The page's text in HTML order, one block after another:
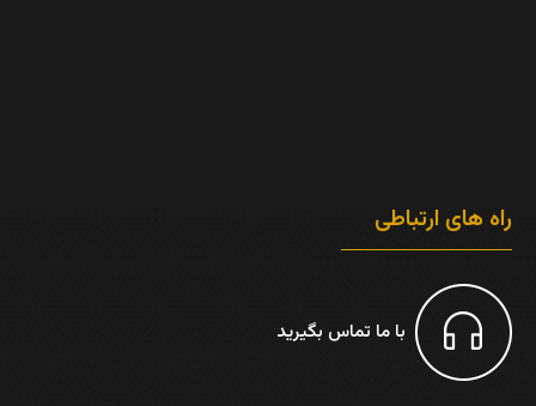
راه های ارتباطی
با ما تماس بگیرید